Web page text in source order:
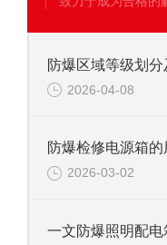
防爆区域等级划
2026-04-08
2026-03-02